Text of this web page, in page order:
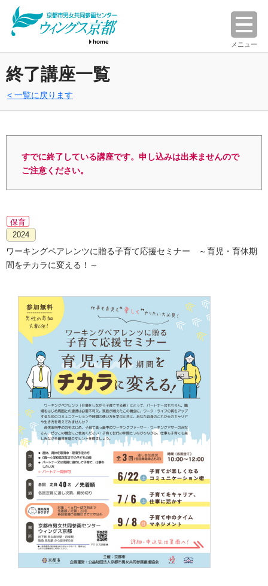
home メニュー
終了講座一覧
一覧に戻ります
すでに終了している講座です。申し込みは出来ませんので
ご注意ください。
保育
2024
ワーキングペアレンツに贈る子育て応援セミナー ～育児・育休期
間をチカラに変える！～